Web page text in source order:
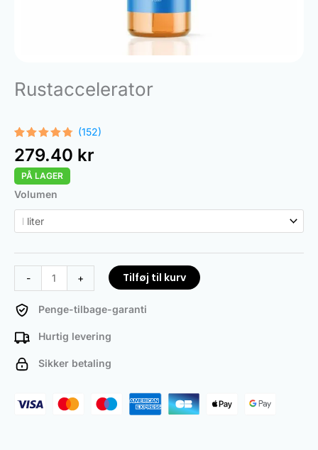
Rustaccelerator
Bedømt
som4.68
ud af 5
baseret
på
152
kundebedømmelser
(152)
279.40 kr
PÅ LAGER
Volumen
-
Rust
Accelerator
antal
+ Tilføj til kurv
Penge-tilbage-garanti
Hurtig levering
Sikker betaling